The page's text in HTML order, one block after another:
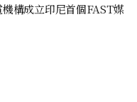
構成立印尼首個FAST媒